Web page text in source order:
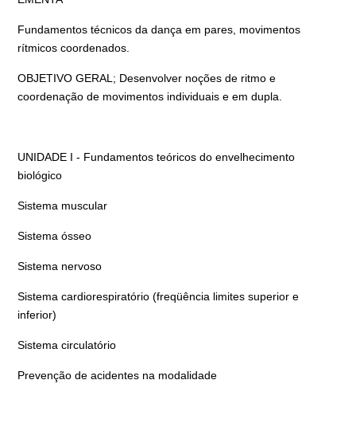
Fundamentos técnicos da dança em pares, movimentos
rítmicos coordenados.
OBJETIVO GERAL; Desenvolver noções de ritmo e
coordenação de movimentos individuais e em dupla.
UNIDADE I - Fundamentos teóricos do envelhecimento
biológico
Sistema muscular
Sistema ósseo
Sistema nervoso
Sistema cardiorespiratório (freqüência limites superior e
inferior)
Sistema circulatório
Prevenção de acidentes na modalidade